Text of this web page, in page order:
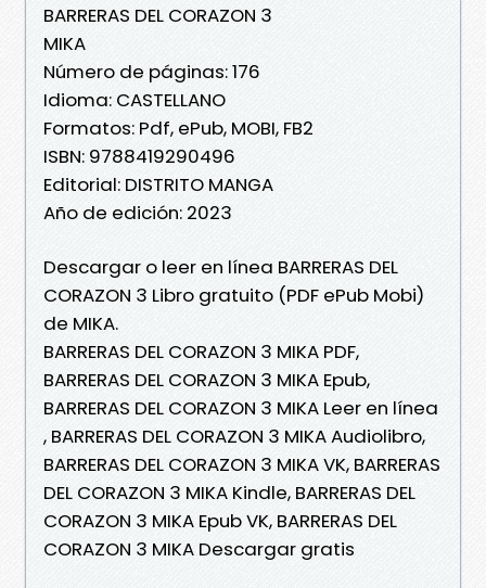
BARRERAS DEL CORAZON 3
MIKA
Número de páginas: 176
Idioma: CASTELLANO
Formatos: Pdf, ePub, MOBI, FB2
ISBN: 9788419290496
Editorial: DISTRITO MANGA
Año de edición: 2023
Descargar o leer en línea BARRERAS DEL
CORAZON 3 Libro gratuito (PDF ePub Mobi)
de MIKA.
BARRERAS DEL CORAZON 3 MIKA PDF,
BARRERAS DEL CORAZON 3 MIKA Epub,
BARRERAS DEL CORAZON 3 MIKA Leer en línea
, BARRERAS DEL CORAZON 3 MIKA Audiolibro,
BARRERAS DEL CORAZON 3 MIKA VK, BARRERAS
DEL CORAZON 3 MIKA Kindle, BARRERAS DEL
CORAZON 3 MIKA Epub VK, BARRERAS DEL
CORAZON 3 MIKA Descargar gratis